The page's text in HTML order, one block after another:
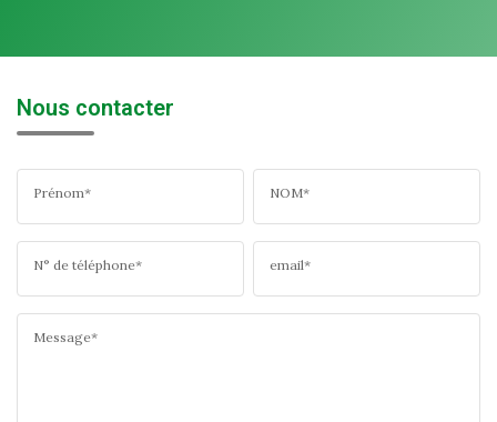
Nous contacter
Prénom* NOM*
N° de téléphone* email*
Message*